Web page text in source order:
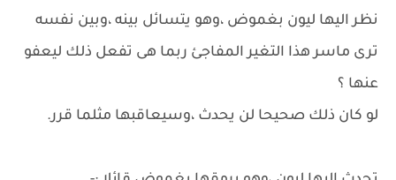
نظر اليها ليون بغموض ،وهو يتسائل بينه ،وبين نفسه
ترى ماسر هذا التغير المفاجئ ربما هى تفعل ذلك ليعفو
عنها ؟
لو كان ذلك صحيحا لن يحدث ،وسيعاقبها مثلما قرر.